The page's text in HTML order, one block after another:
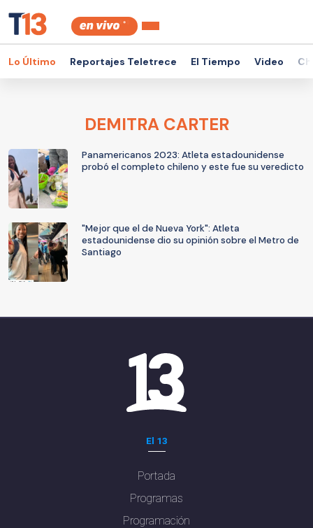
Lo Último Reportajes Teletrece El Tiempo Video
DEMITRA CARTER
Panamericanos 2023: Atleta estadounidense
probó el completo chileno y este fue su veredicto
"Mejor que el de Nueva York": Atleta
estadounidense dio su opinión sobre el Metro de
Santiago
El 13
Portada
Programas
Programación